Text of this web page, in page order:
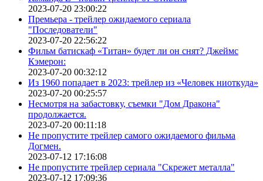
2023-07-20 23:00:22
Премьера - трейлер ожидаемого сериала
"Последователи"
2023-07-20 22:56:22
Фильм батискаф «Титан» будет ли он снят? Джеймс
Кэмерон:
2023-07-20 00:32:12
Из 1960 попадает в 2023: трейлер из «Человек ниоткуда»
2023-07-20 00:25:57
Несмотря на забастовку, съемки "Дом Дракона"
продолжается.
2023-07-20 00:11:18
Не пропустите трейлер самого ожидаемого фильма
Догмен.
2023-07-12 17:16:08
Не пропустите трейлер сериала "Скрежет металла"
2023-07-12 17:09:36